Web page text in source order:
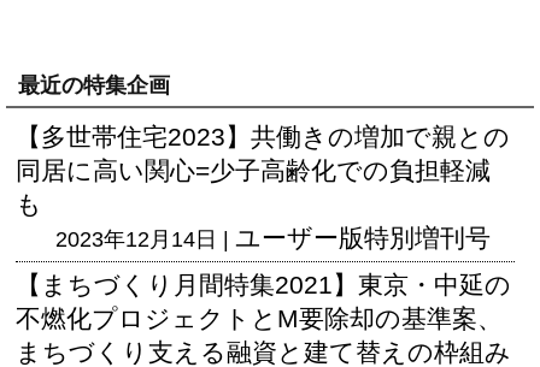
最近の特集企画
【多世帯住宅2023】共働きの増加で親との
同居に高い関心=少子高齢化での負担軽減
も
2023年12月14日 | ユーザー版特別増刊号
【まちづくり月間特集2021】東京・中延の
不燃化プロジェクトとM要除却の基準案、
まちづくり支える融資と建て替えの枠組み